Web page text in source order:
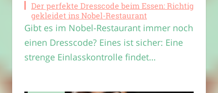
Der perfekte Dresscode beim Essen: Richtig
gekleidet ins Nobel-Restaurant
Gibt es im Nobel-Restaurant immer noch
einen Dresscode? Eines ist sicher: Eine
strenge Einlasskontrolle findet…